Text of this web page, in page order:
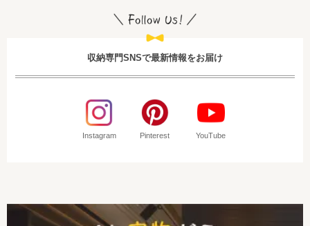
収納専門SNSで最新情報をお届け
Instagram Pinterest YouTube